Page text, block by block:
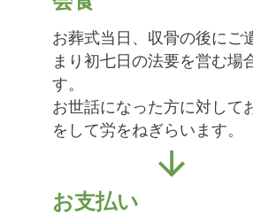
お葬式当日、収骨の後にご
まり初七日の法要を営む場
す。
お世話になった方に対して
をして労をねぎらいます。
お支払い